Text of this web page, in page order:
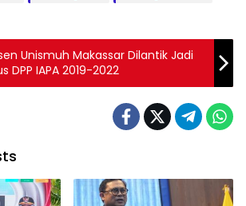
Unismuh Makassar Dilantik Jadi
DPP IAPA 2019-2022